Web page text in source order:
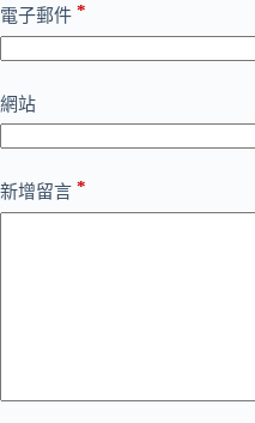
電子郵件 *
網站
新增留言 *